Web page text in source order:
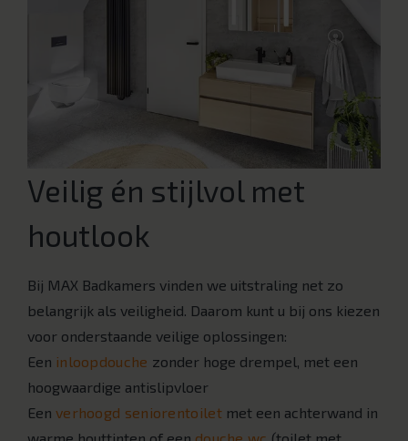
Veilig én stijlvol met
houtlook
Bij MAX Badkamers vinden we uitstraling net zo
belangrijk als veiligheid. Daarom kunt u bij ons kiezen
voor onderstaande veilige oplossingen:
Een inloopdouche zonder hoge drempel, met een
hoogwaardige antislipvloer
Een verhoogd seniorentoiletmet een achterwand in